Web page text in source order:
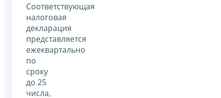
Соответствующая
налоговая
декларация
представляется
ежеквартально
по
сроку
до 25
числа,